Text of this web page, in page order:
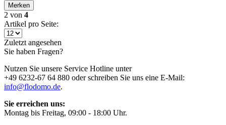
Merken
2 von 4
Artikel pro Seite:
Zuletzt angesehen
Sie haben Fragen?
Nutzen Sie unsere Service Hotline unter
+49 6232-67 64 880 oder schreiben Sie uns eine E-Mail:
info@flodomo.de.
Sie erreichen uns:
Montag bis Freitag, 09:00 - 18:00 Uhr.